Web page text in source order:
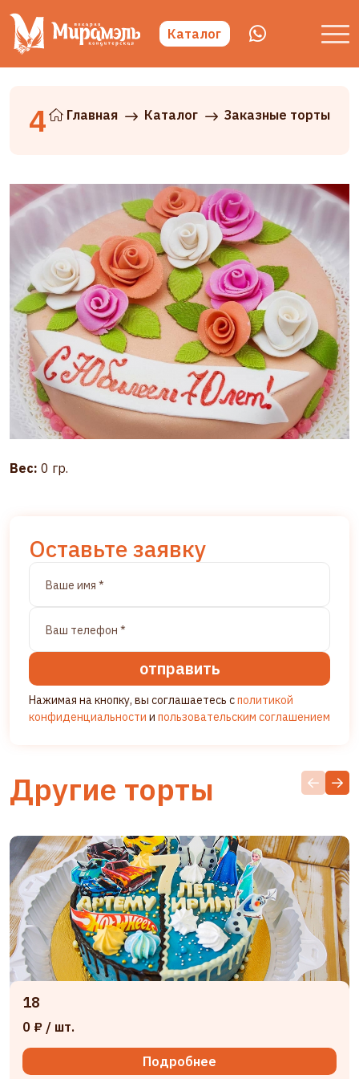
Каталог
4 Главная Каталог Заказные торты
Вес: 0 гр.
Оставьте заявку
отправить
Нажимая на кнопку, вы соглашаетесь сполитикой
конфиденциальности и пользовательским соглашением
Другие торты
18
0 ₽ / шт.
Подробнее